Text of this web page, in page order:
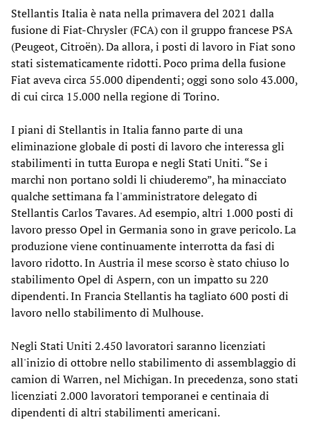
Stellantis Italia è nata nella primavera del 2021 dalla
fusione di Fiat-Chrysler (FCA) con il gruppo francese PSA
(Peugeot, Citroën). Da allora, i posti di lavoro in Fiat sono
stati sistematicamente ridotti. Poco prima della fusione
Fiat aveva circa 55.000 dipendenti; oggi sono solo 43.000,
di cui circa 15.000 nella regione di Torino.
I piani di Stellantis in Italia fanno parte di una
eliminazione globale di posti di lavoro che interessa gli
stabilimenti in tutta Europa e negli Stati Uniti. “Se i
marchi non portano soldi li chiuderemo”, ha minacciato
qualche settimana fa l'amministratore delegato di
Stellantis Carlos Tavares. Ad esempio, altri 1.000 posti di
lavoro presso Opel in Germania sono in grave pericolo. La
produzione viene continuamente interrotta da fasi di
lavoro ridotto. In Austria il mese scorso è stato chiuso lo
stabilimento Opel di Aspern, con un impatto su 220
dipendenti. In Francia Stellantis ha tagliato 600 posti di
lavoro nello stabilimento di Mulhouse.
Negli Stati Uniti 2.450 lavoratori saranno licenziati
all'inizio di ottobre nello stabilimento di assemblaggio di
camion di Warren, nel Michigan. In precedenza, sono stati
licenziati 2.000 lavoratori temporanei e centinaia di
dipendenti di altri stabilimenti americani.